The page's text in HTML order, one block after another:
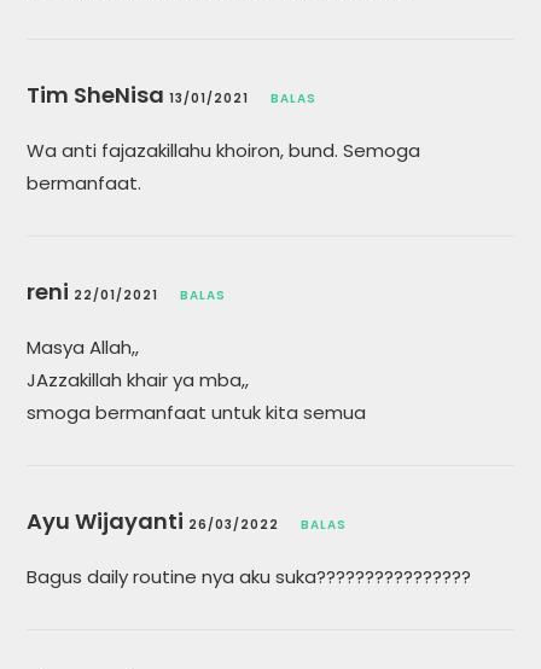
Tim SheNisa13/01/2021 BALAS
Wa anti fajazakillahu khoiron, bund. Semoga
bermanfaat.
reni 22/01/2021 BALAS
Masya Allah,,
JAzzakillah khair ya mba,,
smoga bermanfaat untuk kita semua
Ayu Wijayanti 26/03/2022 BALAS
Bagus daily routine nya aku suka????????????????